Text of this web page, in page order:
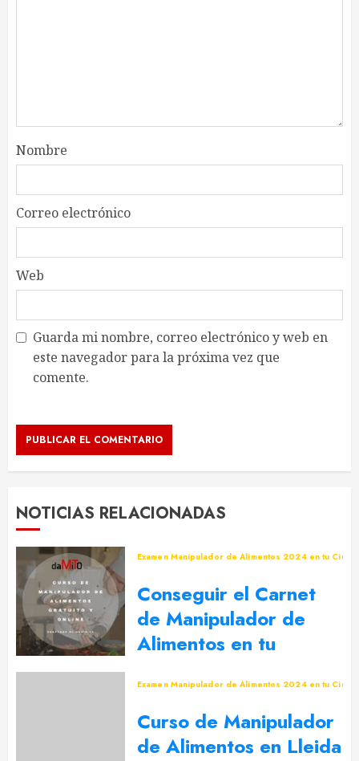
Nombre
Correo electrónico
Web
Guarda mi nombre, correo electrónico y web en
este navegador para la próxima vez que
comente.
NOTICIAS RELACIONADAS
Examen Manipulador de Alimentos 2024 en tu
Conseguir el Carnet
de Manipulador de
Alimentos en tu
Examen Manipulador de Alimentos 2024 en tu
Curso de Manipulador
de Alimentos en Lleida